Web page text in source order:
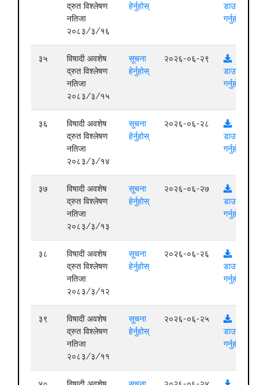
द्रुत विश्लेषण
नतिजा
२०८३/३/१६
हेर्नुहोस्
डाउनलोड
गर्नुहोस्
३५
विषादी अवशेष
द्रुत विश्लेषण
नतिजा
२०८३/३/१५
सूचना
हेर्नुहोस्
२०२६-०६-२९
डाउनलोड
गर्नुहोस्
३६
विषादी अवशेष
द्रुत विश्लेषण
नतिजा
२०८३/३/१४
सूचना
हेर्नुहोस्
२०२६-०६-२८
डाउनलोड
गर्नुहोस्
३७
विषादी अवशेष
द्रुत विश्लेषण
नतिजा
२०८३/३/१३
सूचना
हेर्नुहोस्
२०२६-०६-२७
डाउनलोड
गर्नुहोस्
३८
विषादी अवशेष
द्रुत विश्लेषण
नतिजा
२०८३/३/१२
सूचना
हेर्नुहोस्
२०२६-०६-२६
डाउनलोड
गर्नुहोस्
३९
विषादी अवशेष
द्रुत विश्लेषण
नतिजा
२०८३/३/११
सूचना
हेर्नुहोस्
२०२६-०६-२५
डाउनलोड
गर्नुहोस्